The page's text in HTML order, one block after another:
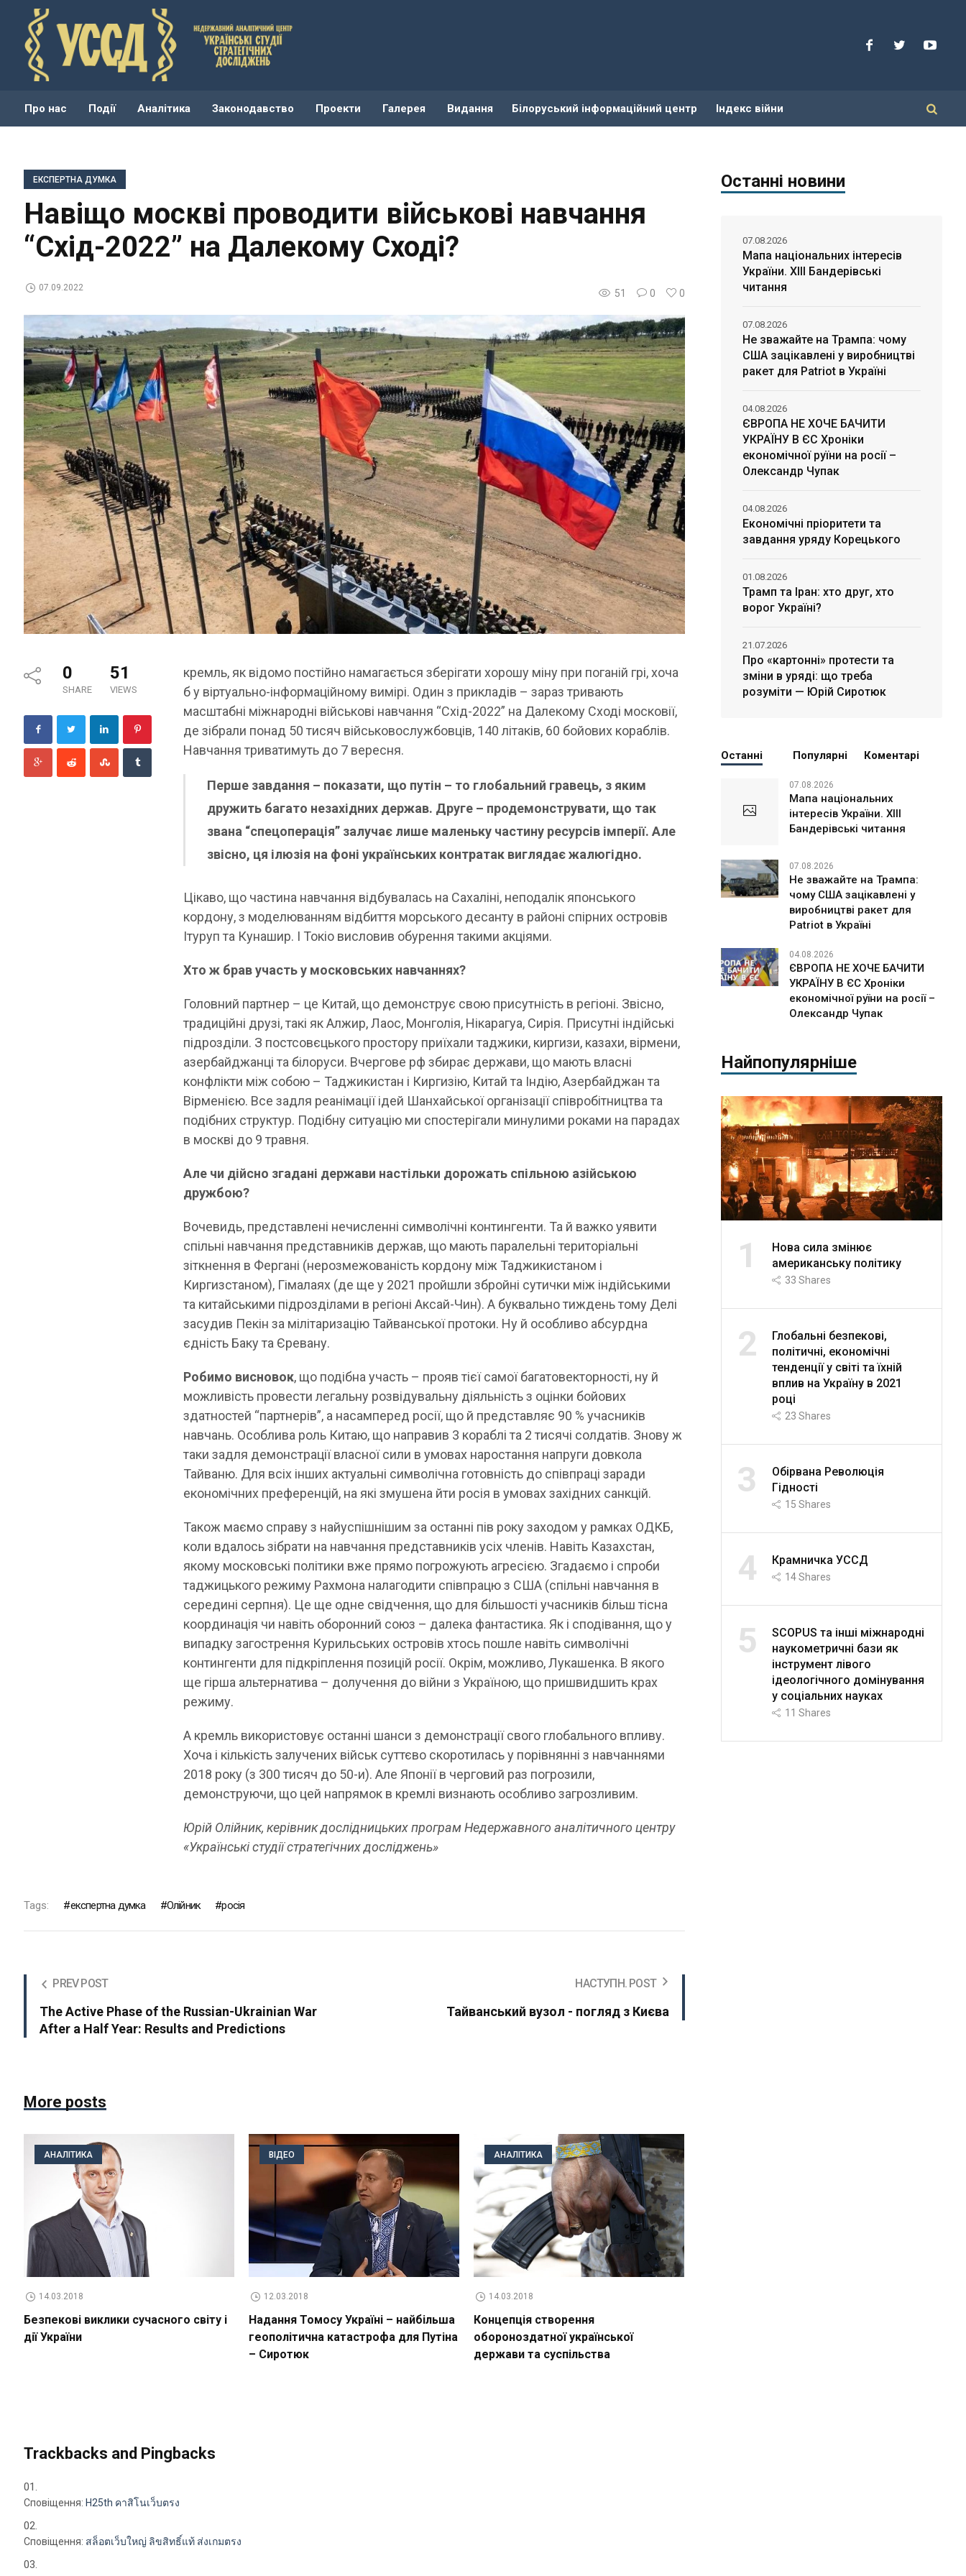
Про нас Події Аналітика Законодавство Проекти Галерея Видання Білоруський інформаційний центр Індекс війни
ЕКСПЕРТНА ДУМКА
Навіщо москві проводити військові навчання
“Cхід-2022” на Далекому Сході?
51 0 0
07.09.2022
0
SHARE
51
VIEWS
кремль, як відомо постійно намагається зберігати хорошу міну при поганій грі, хоча
б у віртуально-інформаційному вимірі. Один з прикладів – зараз тривають
масштабні міжнародні військові навчання “Cхід-2022” на Далекому Сході московії,
де зібрали понад 50 тисяч військовослужбовців, 140 літаків, 60 бойових кораблів.
Навчання триватимуть до 7 вересня.
Перше завдання – показати, що путін – то глобальний гравець, з яким
дружить багато незахідних держав. Друге – продемонструвати, що так
звана “спецоперація” залучає лише маленьку частину ресурсів імперії. Але
звісно, ця ілюзія на фоні українських контратак виглядає жалюгідно.
Цікаво, що частина навчання відбувалась на Сахаліні, неподалік японського
кордону, з моделюванням відбиття морського десанту в районі спірних островів
Ітуруп та Кунашир. І Токіо висловив обурення такими акціями.
Хто ж брав участь у московських навчаннях?
Головний партнер – це Китай, що демонструє свою присутність в регіоні. Звісно,
традиційні друзі, такі як Алжир, Лаос, Монголія, Нікарагуа, Сирія. Присутні індійські
підрозділи. З постсовєцького простору приїхали таджики, киргизи, казахи, вірмени,
азербайджанці та білоруси. Вчергове рф збирає держави, що мають власні
конфлікти між собою – Таджикистан і Киргизію, Китай та Індію, Азербайджан та
Вірменією. Все задля реанімації ідей Шанхайської організації співробітництва та
подібних структур. Подібну ситуацію ми спостерігали минулими роками на парадах
в москві до 9 травня.
Але чи дійсно згадані держави настільки дорожать спільною азійською
дружбою?
Вочевидь, представлені нечисленні символічні контингенти. Та й важко уявити
спільні навчання представників держав, що мають паралельні територіальні
зіткнення в Фергані (нерозмежованість кордону між Таджикистаном і
Киргизстаном), Гімалаях (де ще у 2021 пройшли збройні сутички між індійськими
та китайськими підрозділами в регіоні Аксай-Чин). А буквально тиждень тому Делі
засудив Пекін за мілітаризацію Тайванської протоки. Ну й особливо абсурдна
єдність Баку та Єревану.
Робимо висновок, що подібна участь – прояв тієї самої багатовекторності, ну й
можливість провести легальну розвідувальну діяльність з оцінки бойових
здатностей “партнерів”, а насамперед росії, що й представляє 90 % учасників
навчань. Особлива роль Китаю, що направив 3 кораблі та 2 тисячі солдатів. Знову ж
таки задля демонстрації власної сили в умовах наростання напруги довкола
Тайваню. Для всіх інших актуальні символічна готовність до співпраці заради
економічних преференцій, на які змушена йти росія в умовах західних санкцій.
Також маємо справу з найуспішнішим за останні пів року заходом у рамках ОДКБ,
коли вдалось зібрати на навчання представників усіх членів. Навіть Казахстан,
якому московські політики вже прямо погрожують агресією. Згадаємо і спроби
таджицького режиму Рахмона налагодити співпрацю з США (спільні навчання в
середині серпня). Це ще одне свідчення, що для більшості учасників більш тісна
координація чи навіть оборонний союз – далека фантастика. Як і сподівання, що у
випадку загострення Курильських островів хтось пошле навіть символічні
контингенти для підкріплення позицій росії. Окрім, можливо, Лукашенка. В якого
ще гірша альтернатива – долучення до війни з Україною, що пришвидшить крах
режиму.
А кремль використовує останні шанси з демонстрації свого глобального впливу.
Хоча і кількість залучених військ суттєво скоротилась у порівнянні з навчаннями
2018 року (з 300 тисяч до 50-и). Але Японії в черговий раз погрозили,
демонструючи, що цей напрямок в кремлі визнають особливо загрозливим.
Юрій Олійник, керівник дослідницьких програм Недержавного аналітичного центру
«Українські студії стратегічних досліджень»
Tags: експертна думка Олійник росія
PREV POST
The Active Phase of the Russian-Ukrainian War
After a Half Year: Results and Predictions
НАСТУПН. POST
Тайванський вузол - погляд з Києва
More posts
АНАЛІТИКА
14.03.2018
Безпекові виклики сучасного світу і
дії України
ВІДЕО
12.03.2018
Надання Томосу Україні – найбільша
геополітична катастрофа для Путіна
– Сиротюк
АНАЛІТИКА
14.03.2018
Концепція створення
обороноздатної української
держави та суспільства
Trackbacks and Pingbacks
Сповіщення: H25th คาสิโนเว็บตรง
Сповіщення: สล็อตเว็บใหญ่ ลิขสิทธิ์แท้ ส่งเกมตรง
Останні новини
Мапа національних інтересів
України. ХІІІ Бандерівські
читання
07.08.2026
Не зважайте на Трампа: чому
США зацікавлені у виробництві
ракет для Patriot в Україні
07.08.2026
ЄВРОПА НЕ ХОЧЕ БАЧИТИ
УКРАЇНУ В ЄС Хроніки
економічної руїни на росії –
Олександр Чупак
04.08.2026
Економічні пріоритети та
завдання уряду Корецького
04.08.2026
Трамп та Іран: хто друг, хто
ворог Україні?
01.08.2026
Про «картонні» протести та
зміни в уряді: що треба
розуміти — Юрій Сиротюк
21.07.2026
Останні Популярні Коментарі
07.08.2026
Мапа національних
інтересів України. ХІІІ
Бандерівські читання
07.08.2026
Не зважайте на Трампа:
чому США зацікавлені у
виробництві ракет для
Patriot в Україні
04.08.2026
ЄВРОПА НЕ ХОЧЕ БАЧИТИ
УКРАЇНУ В ЄС Хроніки
економічної руїни на росії –
Олександр Чупак
Найпопулярніше
1
Нова сила змінює
американську політику
33 Shares
2
Глобальні безпекові,
політичні, економічні
тенденції у світі та їхній
вплив на Україну в 2021
році
23 Shares
3
Обірвана Революція
Гідності
15 Shares
4 Крамничка УССД
14Shares
5
SCOPUS та інші міжнародні
наукометричні бази як
інструмент лівого
ідеологічного домінування
у соціальних науках
11 Shares